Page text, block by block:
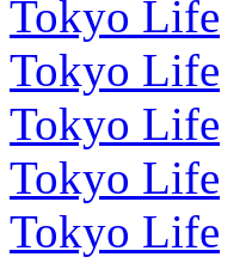
Tokyo Life
Tokyo Life
Tokyo Life
Tokyo Life
Tokyo Life